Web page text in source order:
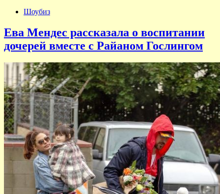
Шоубиз
Ева Мендес рассказала о воспитании
дочерей вместе с Райаном Гослингом